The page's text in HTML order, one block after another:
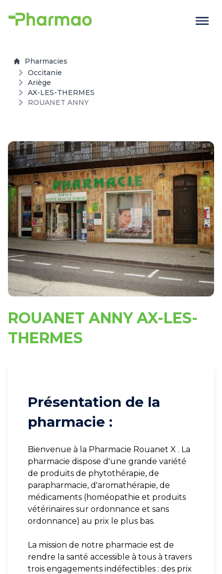
Pharmacies
Occitanie
Ariège
AX-LES-THERMES
ROUANET ANNY
ROUANET ANNY AX-LES-
THERMES
Présentation de la
pharmacie :
Bienvenue à la Pharmacie Rouanet X . La
pharmacie dispose d'une grande variété
de produits de phytothérapie, de
parapharmacie, d'aromathérapie, de
médicaments (homéopathie et produits
vétérinaires sur ordonnance et sans
ordonnance) au prix le plus bas.
La mission de notre pharmacie est de
rendre la santé accessible à tous à travers
trois engagements indéfectibles : des prix